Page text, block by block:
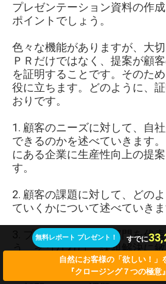
プレゼンテーション資料の作
ポイントでしょう。
色々な機能がありますが、大
ＰＲだけではなく、提案が顧
を証明することです。そのた
役に立ちます。どのように、
おりです。
1. 顧客のニーズに対して、自
できるのかを述べていきます
にある企業に生産性向上の提
す。
2. 顧客の課題に対して、どの
ていくかについて述べていきま
プレゼンの聴衆は部門を代
う。そうなれば、課題解決に
はずです。
無料レポート プレゼント！ すでに
自然にお客様の「欲しい！」
『クロージング７つの極意